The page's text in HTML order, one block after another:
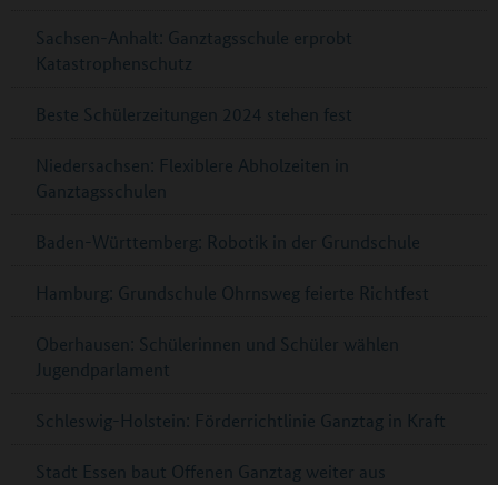
Sachsen-Anhalt: Ganztagsschule erprobt
Katastrophenschutz
Beste Schülerzeitungen 2024 stehen fest
Niedersachsen: Flexiblere Abholzeiten in
Ganztagsschulen
Baden-Württemberg: Robotik in der Grundschule
Hamburg: Grundschule Ohrnsweg feierte Richtfest
Oberhausen: Schülerinnen und Schüler wählen
Jugendparlament
Schleswig-Holstein: Förderrichtlinie Ganztag in Kraft
Stadt Essen baut Offenen Ganztag weiter aus